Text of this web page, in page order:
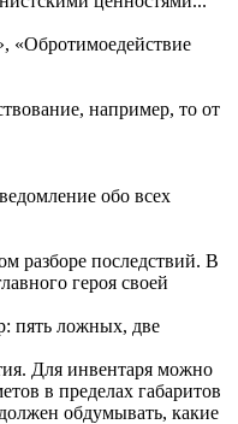
«Обротимоедействие
например, то от
обо всех
разборе последствий. В
героя своей
пять ложных, две
Для инвентаря можно
в пределах габаритов
обдумывать, какие